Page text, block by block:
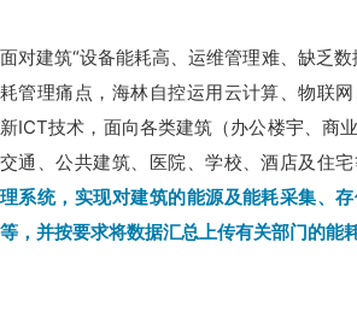
面对建筑“设备能耗高、运维管理难、缺乏
耗管理痛点，海林自控运用云计算、物联
新ICT技术，面向各类建筑（办公楼宇、商
交通、公共建筑、医院、学校、酒店及住
理系统，实现对建筑的能源及能耗采集、
等，并按要求将数据汇总上传有关部门的能